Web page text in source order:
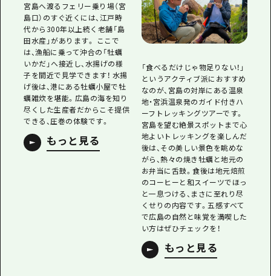
宮島へ渡るフェリー乗り場（宮
島口）のすぐ近くには、江戸時
代から300年以上続く老舗「島
田水産」があります。 ここで
は、漁船に乗って沖合の「牡蠣
いかだ」へ接近し、水揚げの様
子を間近で見学できます！ 水揚
げ後は、港にある牡蠣小屋で牡
蠣雑炊を堪能。広島の海を知り
尽くした生産者だからこそ提供
できる、圧巻の体験です。
もっと見る
「食べるだけじゃ物足りない！」
というアクティブ派におすすめ
なのが、宮島の対岸にある温泉
地・宮浜温泉発のガイド付きハ
ーフトレッキングツアーです。
宮島を望む絶景スポットまで心
地よいトレッキングを楽しんだ
後は、その美しい景色を眺めな
がら、熱々の焼き牡蠣と地元の
お弁当に舌鼓。食後は地元焙煎
のコーヒーと和スイーツでほっ
と一息つける、まさに至れり尽
くせりの内容です。五感すべて
で広島の自然と味覚を満喫した
い方はぜひチェックを！
もっと見る